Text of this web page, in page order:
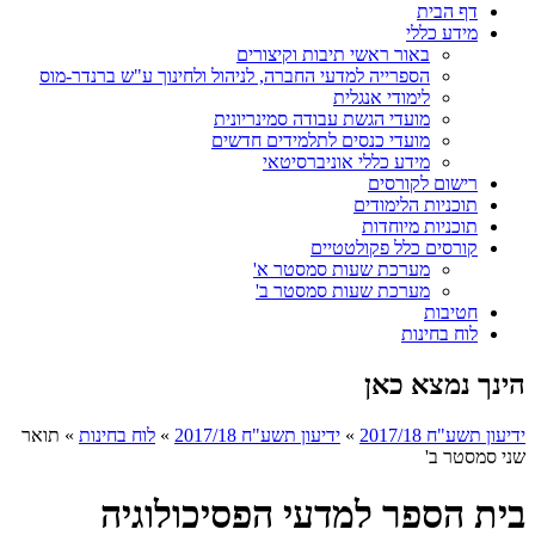
דף הבית
מידע כללי
באור ראשי תיבות וקיצורים
הספרייה למדעי החברה, לניהול ולחינוך ע"ש ברנדר-מוס
לימודי אנגלית
מועדי הגשת עבודה סמינריונית
מועדי כנסים לתלמידים חדשים
מידע כללי אוניברסיטאי
רישום לקורסים
תוכניות הלימודים
תוכניות מיוחדות
קורסים כלל פקולטטיים
מערכת שעות סמסטר א'
מערכת שעות סמסטר ב'
חטיבות
לוח בחינות
הינך נמצא כאן
ידיעון תשע"ח 2017/18 » ידיעון תשע"ח 2017/18 » לוח בחינות » תואר
שני סמסטר ב'
בית הספר למדעי הפסיכולוגיה